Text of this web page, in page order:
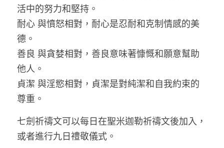
活中的努力和堅持。
耐心 與憤怒相對，耐心是忍耐和克制情感的美
德。
善良 與貪婪相對，善良意味著慷慨和願意幫助
他人。
貞潔 與淫慾相對，貞潔是對純潔和自我約束的
尊重。
七劍祈禱文可以每日在聖米迦勒祈禱文後加入，
或者進行九日禮敬儀式。